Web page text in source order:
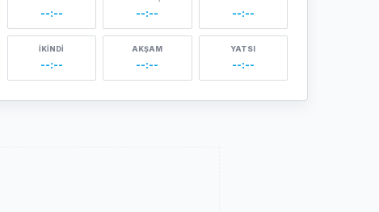
--:-- --:-- --:--
İKINDI
--:--
AKŞAM
--:--
YATSI
--:--